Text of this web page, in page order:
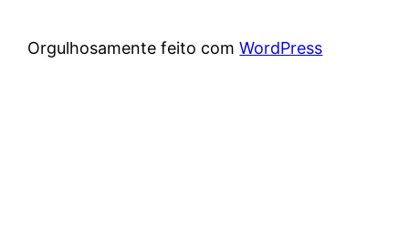
Orgulhosamente feito comWordPress